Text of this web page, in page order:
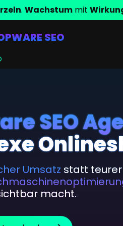
. Wachstum mit
SEO
Marketing
Shopping
Media Marketing
Side-Tracking
Marketing
Referenzen
SEO
Umsatz statt
macht.